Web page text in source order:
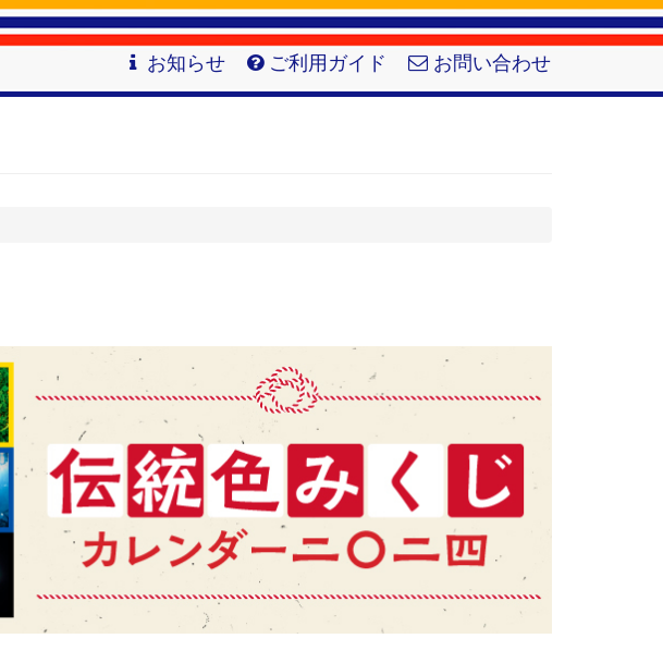
お知らせ ご利用ガイド お問い合わせ